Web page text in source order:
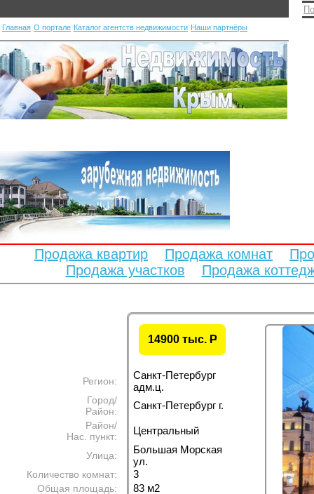
Главная О портале Каталог агентств недвижимости Наши партнёры
Продажа квартир Продажа комнат
Продажа участков
Продажа
14900 тыс. P
Регион:
Санкт-Петербург
адм.ц.
Город/
Район:
Санкт-Петербург г.
Район/
Нас. пункт:
Центральный
Улица:
Большая Морская
ул.
Количество комнат: 3
Общая площадь: 83 м2